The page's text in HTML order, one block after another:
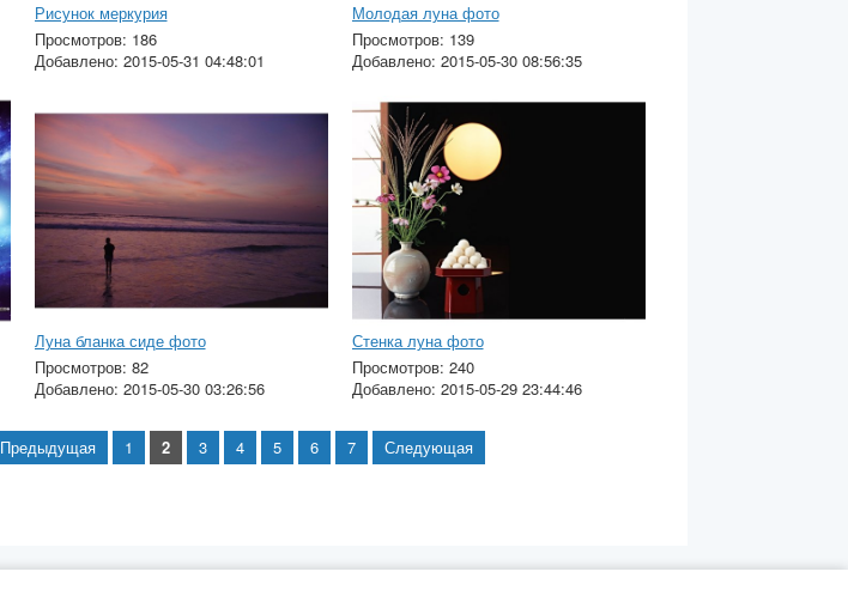
Рисунок меркурия
Просмотров: 186
Добавлено: 2015-05-31 04:48:01
Молодая луна фото
Просмотров: 139
Добавлено: 2015-05-30 08:56:35
Луна бланка сиде фото
Просмотров: 82
Добавлено: 2015-05-30 03:26:56
Стенка луна фото
Просмотров: 240
Добавлено: 2015-05-29 23:44:46
Предыдущая 1 2 3 4 5 6 7 Следующая